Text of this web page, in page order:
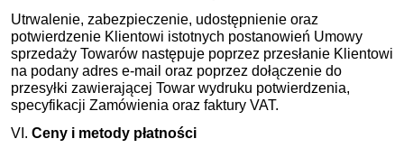
Utrwalenie, zabezpieczenie, udostępnienie oraz
potwierdzenie Klientowi istotnych postanowień Umowy
sprzedaży Towarów następuje poprzez przesłanie Klientowi
na podany adres e-mail oraz poprzez dołączenie do
przesyłki zawierającej Towar wydruku potwierdzenia,
specyfikacji Zamówienia oraz faktury VAT.
VI. Ceny i metody płatności